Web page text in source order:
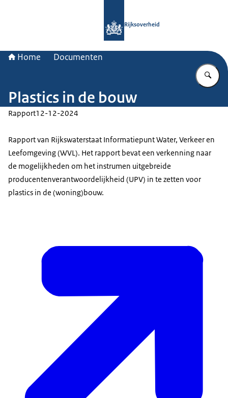
Rijksoverheid
Home Documenten
Plastics in de bouw
Rapport12-12-2024
Rapport van Rijkswaterstaat Informatiepunt Water, Verkeer en
Leefomgeving (WVL). Het rapport bevat een verkenning naar
de mogelijkheden om het instrumen uitgebreide
producentenverantwoordelijkheid (UPV) in te zetten voor
plastics in de (woning)bouw.